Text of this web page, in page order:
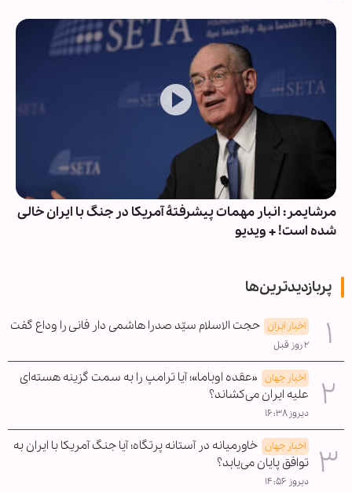
مرشایمر: انبار مهمات پیشرفتۀ آمریکا در جنگ با ایران خالی
شده است! + ویدیو
پربازدیدترین‌ها
اخبار ایران حجت الاسلام سیّد صدرا هاشمی دار فانی را وداع گفت
۲ روز قبل
اخبار جهان «عقده اوباما»؛ آیا ترامپ را به سمت گزینه هسته‌ای
علیه ایران می‌کشاند؟
دیروز ۱۶:۳۸
اخبار جهان خاورمیانه در آستانه پرتگاه؛ آیا جنگ آمریکا با ایران به
توافق پایان می‌یابد؟
دیروز ۱۴:۵۶